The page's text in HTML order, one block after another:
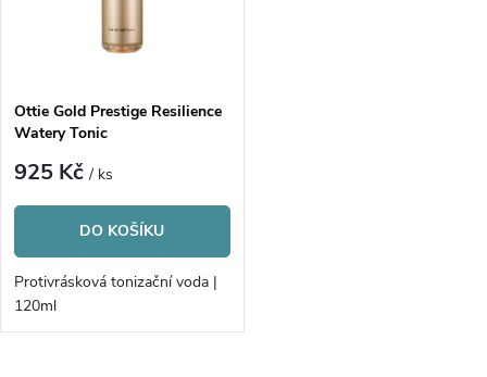
p
r
o
d
u
s
p
r
o
d
Ottie Gold Prestige Resilience
Watery Tonic
925 Kč/ ks
DO KOŠÍKU
Protivrásková tonizační voda |
120ml